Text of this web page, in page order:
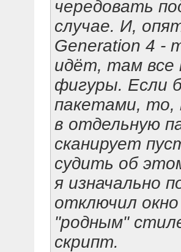
чередовать
случае. И,
Generation 4 -
идёт, там
фигуры. Если
пакетами, то,
в отдельную
сканирует
судить об
я изначально
отключил
"родным"
скрипт.